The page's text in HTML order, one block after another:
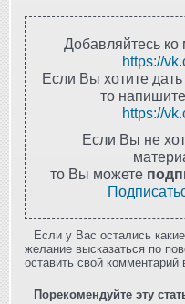
Добавляйтесь ко
https://
Если Вы хотите
то
https://
Если Вы не
то Вы можете
Если у Вас остались
желание высказаться по
оставить свой комментарий
Порекомендуйте эту